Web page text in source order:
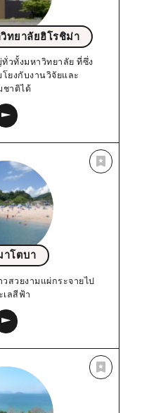
ยาลัยฮิโรชิม่า
ทั้งมหาวิทยาลัย ที่ซึ่ง
ยงกับงานวิจัยและ
ชาติได้
าโตบา
สวยงามแผ่กระจายไป
เลสีฟ้า